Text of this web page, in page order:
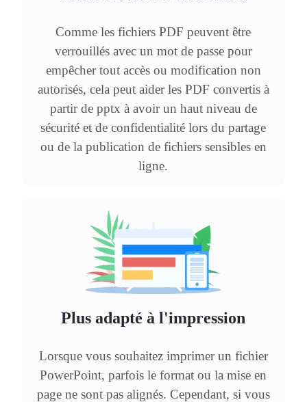
Comme les fichiers PDF peuvent être
verrouillés avec un mot de passe pour
empêcher tout accès ou modification non
autorisés, cela peut aider les PDF convertis à
partir de pptx à avoir un haut niveau de
sécurité et de confidentialité lors du partage
ou de la publication de fichiers sensibles en
ligne.
Plus adapté à l'impression
Lorsque vous souhaitez imprimer un fichier
PowerPoint, parfois le format ou la mise en
page ne sont pas alignés. Cependant, si vous